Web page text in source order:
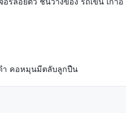
ำ คอหมุนมีตลับลูกปืน